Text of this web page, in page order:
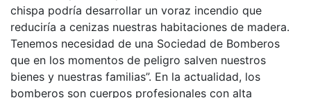
chispa podría desarrollar un voraz incendio que
reduciría a cenizas nuestras habitaciones de madera.
Tenemos necesidad de una Sociedad de Bomberos
que en los momentos de peligro salven nuestros
bienes y nuestras familias”. En la actualidad, los
bomberos son cuerpos profesionales con alta